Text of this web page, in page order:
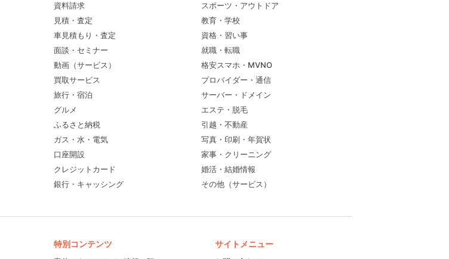
資料請求
見積・査定
車見積もり・査定
面談・セミナー
動画（サービス）
買取サービス
旅行・宿泊
グルメ
ふるさと納税
ガス・水・電気
口座開設
クレジットカード
銀行・キャッシング
スポーツ・アウトドア
教育・学校
資格・習い事
就職・転職
格安スマホ・MVNO
プロバイダー・通信
サーバー・ドメイン
エステ・脱毛
引越・不動産
写真・印刷・年賀状
家事・クリーニング
婚活・結婚情報
その他（サービス）
特別コンテンツ サイトメニュー